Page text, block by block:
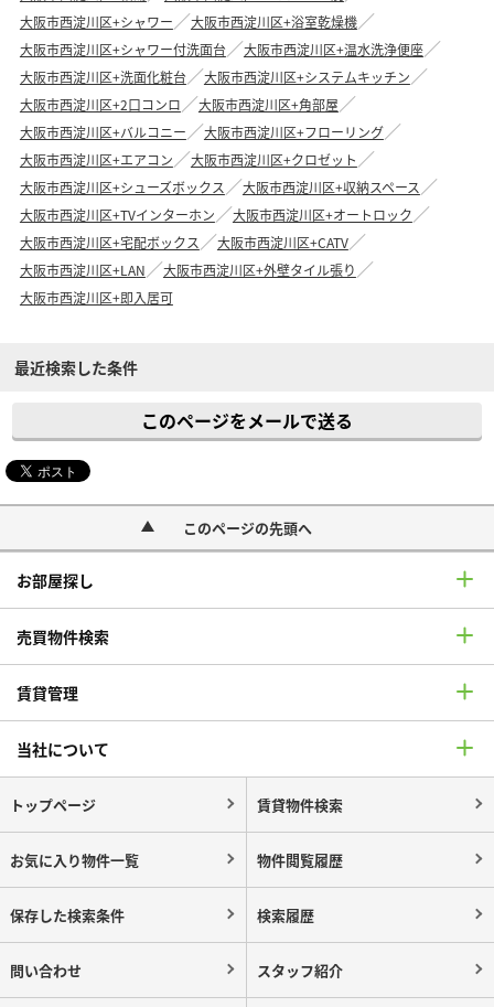
大阪市西淀川区+シャワー
大阪市西淀川区+浴室乾燥機
大阪市西淀川区+シャワー付洗面台
大阪市西淀川区+温水洗浄便座
大阪市西淀川区+洗面化粧台
大阪市西淀川区+システムキッチン
大阪市西淀川区+2口コンロ
大阪市西淀川区+角部屋
大阪市西淀川区+バルコニー
大阪市西淀川区+フローリング
大阪市西淀川区+エアコン
大阪市西淀川区+クロゼット
大阪市西淀川区+シューズボックス
大阪市西淀川区+収納スペース
大阪市西淀川区+TVインターホン
大阪市西淀川区+オートロック
大阪市西淀川区+宅配ボックス
大阪市西淀川区+CATV
大阪市西淀川区+LAN
大阪市西淀川区+外壁タイル張り
大阪市西淀川区+即入居可
最近検索した条件
このページをメールで送る
このページの先頭へ
お部屋探し
売買物件検索
賃貸管理
当社について
トップページ 賃貸物件検索
お気に入り物件一覧 物件閲覧履歴
保存した検索条件 検索履歴
問い合わせ スタッフ紹介